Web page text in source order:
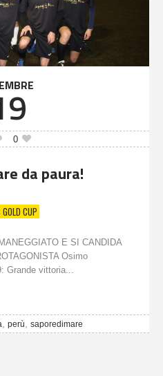
0
da paura!
GOLD CUP
E SI CANDIDA
Osimo
Grande vittoria...
perù saporedimare